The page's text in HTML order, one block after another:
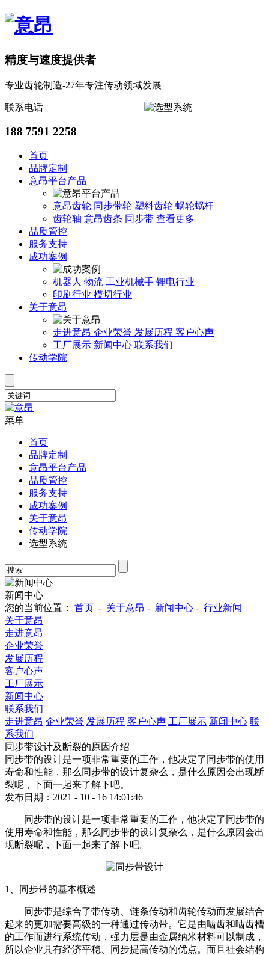
精度与速度提供者
专业齿轮制造-27年专注传动领域发展
联系电话
188 7591 2258
首页
品牌定制
意昂平台产品
意昂齿轮 同步带轮 塑料齿轮 蜗轮蜗杆
齿轮轴 意昂齿条 同步带 查看更多
品质管控
服务支持
成功案例
机器人 物流 工业机械手 锂电行业
印刷行业 模切行业
关于意昂
走进意昂 企业荣誉 发展历程 客户心声
工厂展示 新闻中心 联系我们
传动学院
菜单
首页
品牌定制
意昂平台产品
品质管控
服务支持
成功案例
关于意昂
传动学院
选型系统
新闻中心
您的当前位置：
首页 - 关于意昂 - 新闻中心 - 行业新闻
关于意昂
走进意昂
企业荣誉
发展历程
客户心声
工厂展示
新闻中心
联系我们
走进意昂 企业荣誉 发展历程 客户心声 工厂展示 新闻中心 联
系我们
同步带设计及断裂的原因介绍
同步带的设计是一项非常重要的工作，他决定了同步带的使用
寿命和性能，那么同步带的设计复杂么，是什么原因会出现断
裂呢，下面一起来了解下吧。
发布日期：2021 - 10 - 16 14:01:46
同步带的设计是一项非常重要的工作，他决定了同步带的
使用寿命和性能，那么同步带的设计复杂么，是什么原因会出
现断裂呢，下面一起来了解下吧。
1、同步带的基本概述
同步带是综合了带传动、链条传动和齿轮传动而发展结合
起来的更加需要高级的一种通过传动带。它是由啮齿和啮齿槽
的工作而进行系统传动，强力层是由金属纳米材料可以制成，
所以企业具有经济平稳、同步提高传动的优点。而且社会结构